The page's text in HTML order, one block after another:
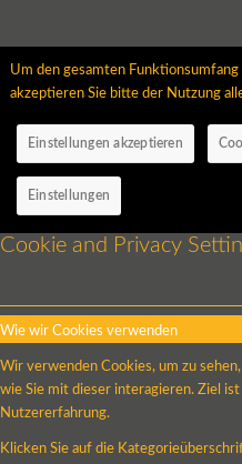
Um den gesamten
akzeptieren Sie bitte der Nutzung
Einstellungen akzeptieren
Einstellungen
Cookie and Privacy
Wie wir Cookies verwenden
Wir verwenden Cookies, um zu
wie Sie mit dieser interagieren. Ziel
Nutzererfahrung.
Klicken Sie auf die